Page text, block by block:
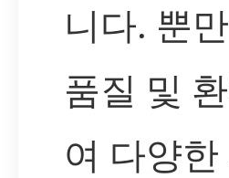
니다. 뿐
품질 및
여 다양